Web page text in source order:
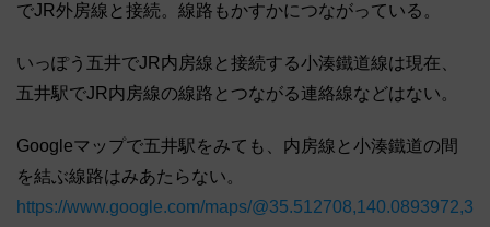
でJR外房線と接続。線路もかすかにつながっている。
いっぽう五井でJR内房線と接続する小湊鐵道線は現在、
五井駅でJR内房線の線路とつながる連絡線などはない。
Googleマップで五井駅をみても、内房線と小湊鐵道の間
を結ぶ線路はみあたらない。
https://www.google.com/maps/@35.512708,140.0893972,3